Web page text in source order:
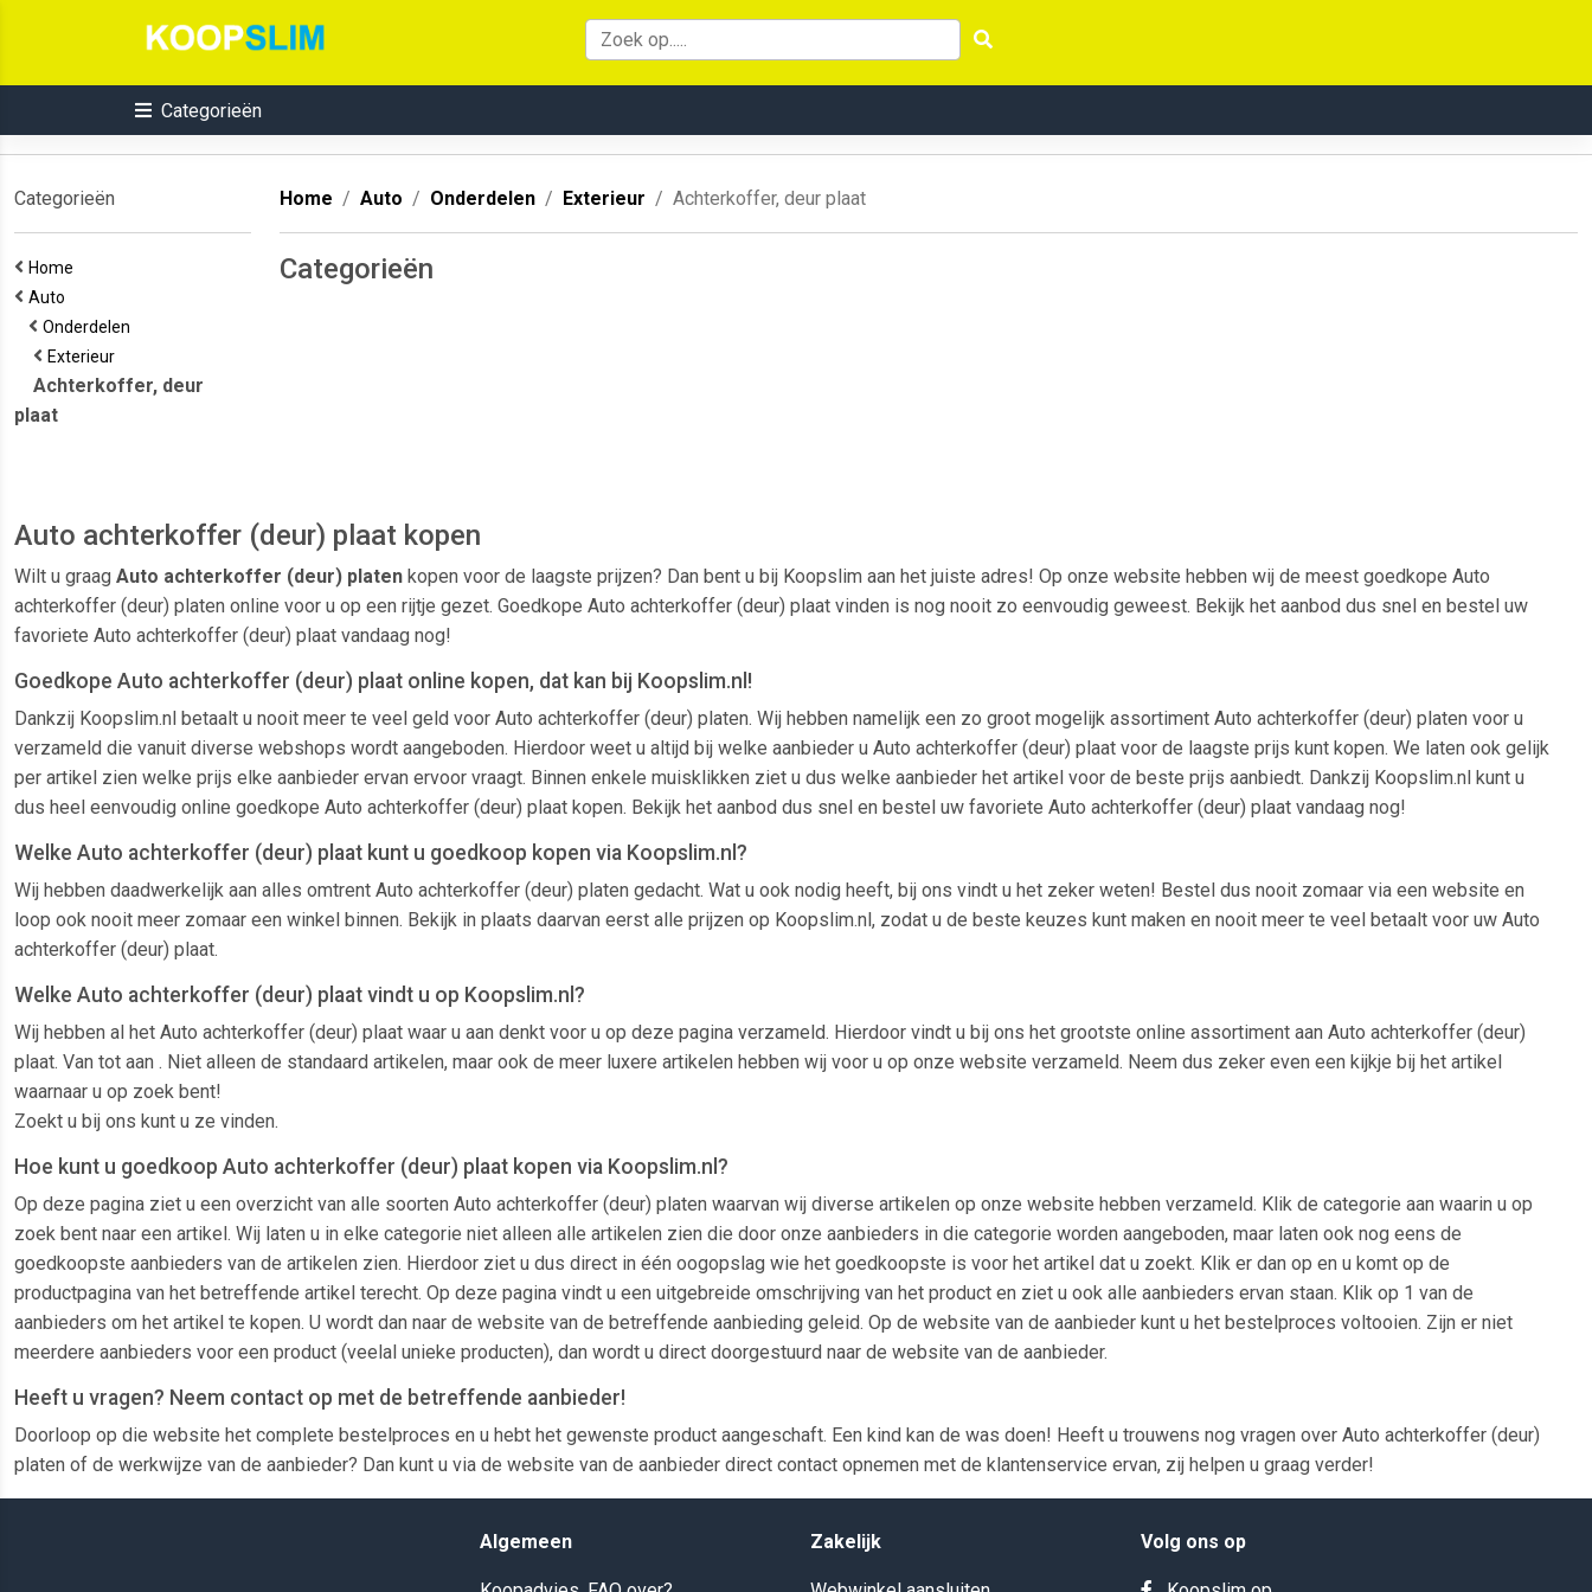
Categorieën
Categorieën
Home
Auto
Onderdelen
Exterieur
Achterkoffer, deur
plaat
Home Auto Onderdelen Exterieur Achterkoffer, deur plaat
Categorieën
Auto achterkoffer (deur) plaat kopen
Wilt u graag Auto achterkoffer (deur) platen kopen voor de laagste prijzen? Dan bent u bij Koopslim aan het juiste adres! Op onze website hebben wij de meest goedkope Auto
achterkoffer (deur) platen online voor u op een rijtje gezet. Goedkope Auto achterkoffer (deur) plaat vinden is nog nooit zo eenvoudig geweest. Bekijk het aanbod dus snel en bestel uw
favoriete Auto achterkoffer (deur) plaat vandaag nog!
Goedkope Auto achterkoffer (deur) plaat online kopen, dat kan bij Koopslim.nl!
Dankzij Koopslim.nl betaalt u nooit meer te veel geld voor Auto achterkoffer (deur) platen. Wij hebben namelijk een zo groot mogelijk assortiment Auto achterkoffer (deur) platen voor u
verzameld die vanuit diverse webshops wordt aangeboden. Hierdoor weet u altijd bij welke aanbieder u Auto achterkoffer (deur) plaat voor de laagste prijs kunt kopen. We laten ook gelijk
per artikel zien welke prijs elke aanbieder ervan ervoor vraagt. Binnen enkele muisklikken ziet u dus welke aanbieder het artikel voor de beste prijs aanbiedt. Dankzij Koopslim.nl kunt u
dus heel eenvoudig online goedkope Auto achterkoffer (deur) plaat kopen. Bekijk het aanbod dus snel en bestel uw favoriete Auto achterkoffer (deur) plaat vandaag nog!
Welke Auto achterkoffer (deur) plaat kunt u goedkoop kopen via Koopslim.nl?
Wij hebben daadwerkelijk aan alles omtrent Auto achterkoffer (deur) platen gedacht. Wat u ook nodig heeft, bij ons vindt u het zeker weten! Bestel dus nooit zomaar via een website en
loop ook nooit meer zomaar een winkel binnen. Bekijk in plaats daarvan eerst alle prijzen op Koopslim.nl, zodat u de beste keuzes kunt maken en nooit meer te veel betaalt voor uw Auto
achterkoffer (deur) plaat.
Welke Auto achterkoffer (deur) plaat vindt u op Koopslim.nl?
Wij hebben al het Auto achterkoffer (deur) plaat waar u aan denkt voor u op deze pagina verzameld. Hierdoor vindt u bij ons het grootste online assortiment aan Auto achterkoffer (deur)
plaat. Van tot aan . Niet alleen de standaard artikelen, maar ook de meer luxere artikelen hebben wij voor u op onze website verzameld. Neem dus zeker even een kijkje bij het artikel
waarnaar u op zoek bent!
Zoekt u bij ons kunt u ze vinden.
Hoe kunt u goedkoop Auto achterkoffer (deur) plaat kopen via Koopslim.nl?
Op deze pagina ziet u een overzicht van alle soorten Auto achterkoffer (deur) platen waarvan wij diverse artikelen op onze website hebben verzameld. Klik de categorie aan waarin u op
zoek bent naar een artikel. Wij laten u in elke categorie niet alleen alle artikelen zien die door onze aanbieders in die categorie worden aangeboden, maar laten ook nog eens de
goedkoopste aanbieders van de artikelen zien. Hierdoor ziet u dus direct in één oogopslag wie het goedkoopste is voor het artikel dat u zoekt. Klik er dan op en u komt op de
productpagina van het betreffende artikel terecht. Op deze pagina vindt u een uitgebreide omschrijving van het product en ziet u ook alle aanbieders ervan staan. Klik op 1 van de
aanbieders om het artikel te kopen. U wordt dan naar de website van de betreffende aanbieding geleid. Op de website van de aanbieder kunt u het bestelproces voltooien. Zijn er niet
meerdere aanbieders voor een product (veelal unieke producten), dan wordt u direct doorgestuurd naar de website van de aanbieder.
Heeft u vragen? Neem contact op met de betreffende aanbieder!
Doorloop op die website het complete bestelproces en u hebt het gewenste product aangeschaft. Een kind kan de was doen! Heeft u trouwens nog vragen over Auto achterkoffer (deur)
platen of de werkwijze van de aanbieder? Dan kunt u via de website van de aanbieder direct contact opnemen met de klantenservice ervan, zij helpen u graag verder!
Algemeen Zakelijk Volg ons op